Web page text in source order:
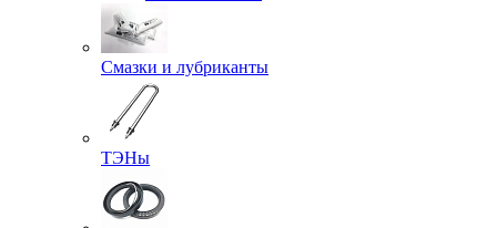
Смазки и лубриканты
ТЭНы